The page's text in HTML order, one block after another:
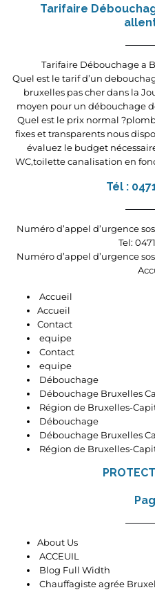
Tarifaire
Tarifaire Débouchage a
Quel est le tarif d’un
bruxelles pas cher dans la
moyen pour un débouchage
Quel est le prix normal
fixes et transparents nous
évaluez le budget
WC,toilette canalisation en
Tél :
Numéro d’appel d’urgence
Tel:
Numéro d’appel d’urgence
Accueil
Accueil
Contact
equipe
Contact
equipe
Débouchage
Débouchage Bruxelles
Région de Bruxelles-
Débouchage
Débouchage Bruxelles
Région de Bruxelles-
About Us
ACCEUIL
Blog Full Width
Chauffagiste agrée